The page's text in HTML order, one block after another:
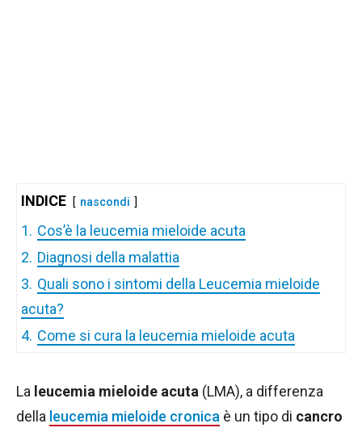
INDICE nascondi
1. Cos’è la leucemia mieloide acuta
2. Diagnosi della malattia
3. Quali sono i sintomi della Leucemia mieloide
acuta?
4. Come si cura la leucemia mieloide acuta
La leucemia mieloide acuta (LMA), a differenza
della leucemia mieloide cronica è un tipo di cancro